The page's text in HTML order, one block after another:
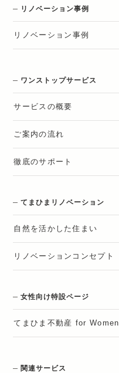
リノベーション事例
リノベーション 事例
ワンストップサービス
サービスの概要
ご案内の流れ
徹底のサポート
てまひまリノベーション
自然を活かした住まい
リノベーションコンセプト
女性向け特設ページ
てまひま不動産 for Women
関連サービス